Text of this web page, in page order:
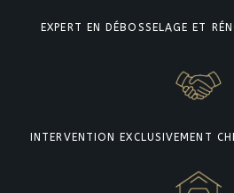
EXPERT EN DÉBOSSELAGE ET
INTERVENTION EXCLUSIVEMENT